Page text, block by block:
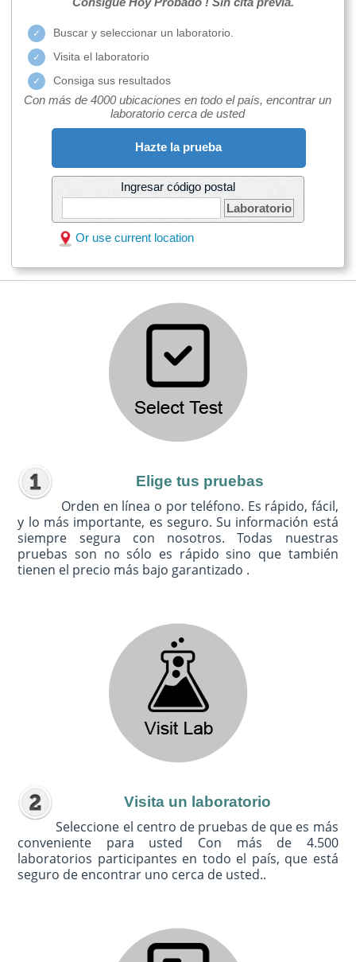
Buscar y seleccionar un laboratorio.
Visita el laboratorio
Consiga sus resultados
Con más de 4000 ubicaciones en todo el país, encontrar un
laboratorio cerca de usted
Hazte la prueba
Ingresar código postal
Laboratorio
Or use current location
Elige tus pruebas
Orden en línea o por teléfono. Es rápido, fácil,
y lo más importante, es seguro. Su información está
siempre segura con nosotros. Todas nuestras
pruebas son no sólo es rápido sino que también
tienen el precio más bajo garantizado .
Visita un laboratorio
Seleccione el centro de pruebas de que es más
conveniente para usted Con más de 4.500
laboratorios participantes en todo el país, que está
seguro de encontrar uno cerca de usted..